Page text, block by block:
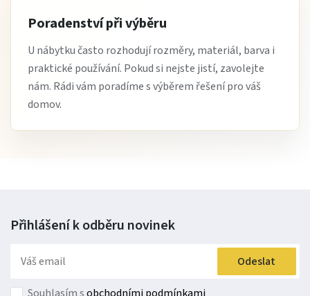
Poradenství při výběru
U nábytku často rozhodují rozměry, materiál, barva i
praktické používání. Pokud si nejste jistí, zavolejte
nám. Rádi vám poradíme s výběrem řešení pro váš
domov.
Přihlášení k odběru novinek
Odeslat